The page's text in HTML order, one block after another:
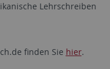
Lehrschreiben
finden Sie hier.